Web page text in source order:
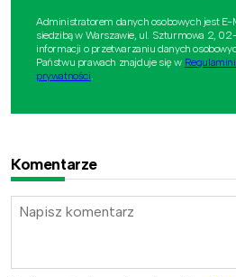
Administratorem danych osobowych jest E-
siedzibą w Warszawie, ul. Szturmowa 2,
informacji o przetwarzaniu danych
Państwu prawach znajduje się w
prywatności.
Komentarze